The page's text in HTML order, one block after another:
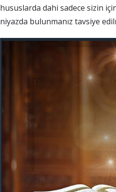
hususlarda dahi sadece sizin
niyazda bulunmanız tavsiye